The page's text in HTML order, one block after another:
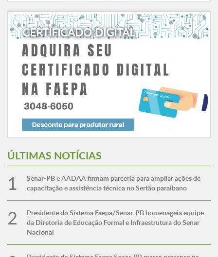
CERTIFICADO DIGITAL
ÚLTIMAS NOTÍCIAS
Senar-PB e AADAA firmam parceria para ampliar ações de
capacitação e assistência técnica no Sertão paraibano
Presidente do Sistema Faepa/Senar-PB homenageia equipe
da Diretoria de Educação Formal e Infraestrutura do Senar
Nacional